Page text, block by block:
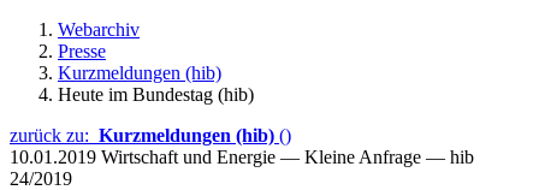
Webarchiv
Presse
Kurzmeldungen (hib)
Heute im Bundestag (hib)
zurück zu: Kurzmeldungen (hib) ()
10.01.2019 Wirtschaft und Energie — Kleine Anfrage — hib
24/2019